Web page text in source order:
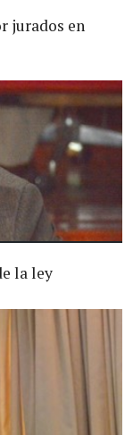
jurados en
la ley